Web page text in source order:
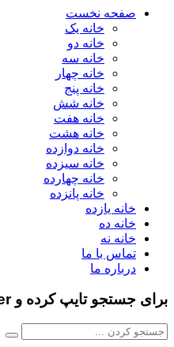
صفحه نخست
خانه یک
خانه دو
خانه سه
خانه چهار
خانه پنج
خانه شش
خانه هفت
خانه هشت
خانه دوازده
خانه سیزده
خانه چهارده
خانه پانزده
خانه یازده
خانه ده
خانه نه
تماس با ما
درباره ما
برای جستجو تایپ کرده و Enter را بزنید